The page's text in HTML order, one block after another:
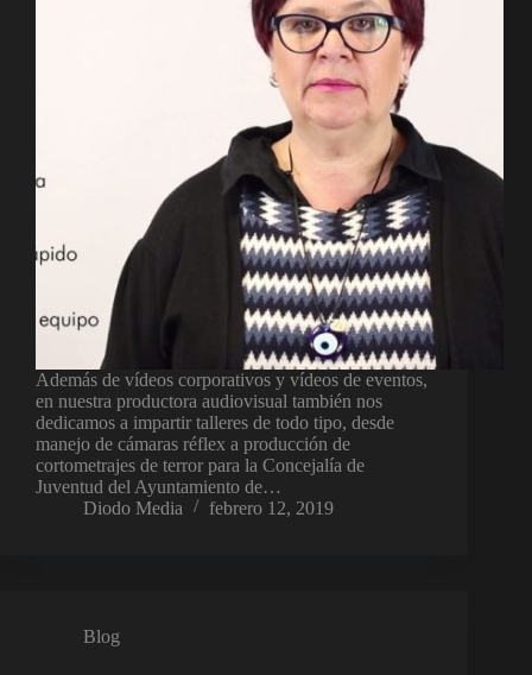
Además de vídeos corporativos y vídeos de eventos,
en nuestra productora audiovisual también nos
dedicamos a impartir talleres de todo tipo, desde
manejo de cámaras réflex a producción de
cortometrajes de terror para la Concejalía de
Juventud del Ayuntamiento de…
Diodo Media
febrero 12, 2019
Blog